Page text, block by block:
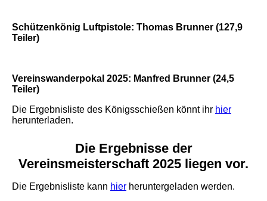
Schützenkönig Luftpistole: Thomas Brunner (127,9
Teiler)
Vereinswanderpokal 2025: Manfred Brunner (24,5
Teiler)
Die Ergebnisliste des Königsschießen könnt ihr hier
herunterladen.
Die Ergebnisse der
Vereinsmeisterschaft 2025 liegen vor.
Die Ergebnisliste kann hier heruntergeladen werden.